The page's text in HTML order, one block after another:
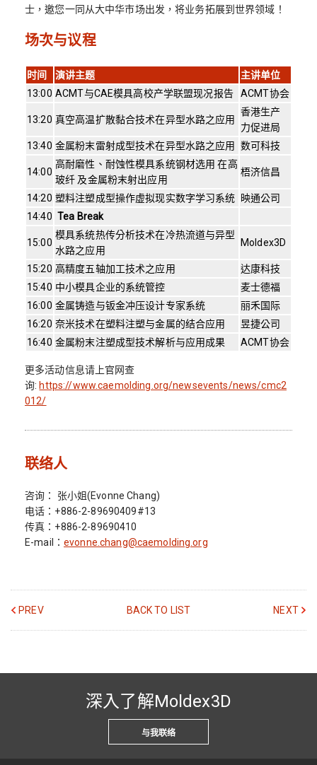
士，邀您一同从大中华市场出发，将业务拓展到世界领域！
场次与议程
时间 演讲主题
主讲单位
13:00 ACMT与CAE模具高校产学联盟现况报告 ACMT协会
13:20 真空高温扩散黏合技术在异型水路之应用
香港生产
力促进局
13:40 金属粉末雷射成型技术在异型水路之应用 数可科技
14:00
高耐磨性、耐蚀性模具系统钢材选用 在高
玻纤 及金属粉末射出应用
梧济信昌
14:20 塑料注塑成型操作虚拟现实数字学习系统
映通公司
14:40 Tea Break
15:00
模具系统热传分析技术在冷热流道与异型
水路之应用
Moldex3D
15:20 高精度五轴加工技术之应用
达康科技
15:40 中小模具企业的系统管控
麦士德福
16:00 金属铸造与钣金冲压设计专家系统
丽禾国际
16:20 奈米技术在塑料注塑与金属的结合应用
昱捷公司
16:40 金属粉末注塑成型技术解析与应用成果 ACMT协会
更多活动信息请上官网查
询: https://www.caemolding.org/newsevents/news/cmc2
012/
联络人
咨询： 张小姐(Evonne Chang)
电话：+886-2-89690409#13
传真：+886-2-89690410
E-mail： evonne.chang@caemolding.org
PREV BACK TO LIST NEXT
深入了解Moldex3D
与我联络